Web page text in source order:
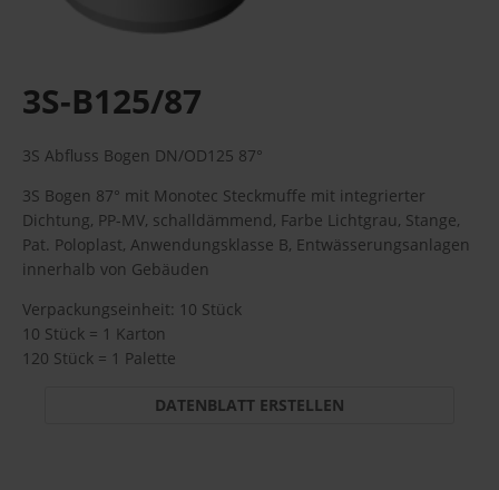
3S-B125/87
3S Abfluss Bogen DN/OD125 87°
3S Bogen 87° mit Monotec Steckmuffe mit integrierter
Dichtung, PP-MV, schalldämmend, Farbe Lichtgrau, Stange,
Pat. Poloplast, Anwendungsklasse B, Entwässerungsanlagen
innerhalb von Gebäuden
Verpackungseinheit: 10 Stück
10 Stück = 1 Karton
120 Stück = 1 Palette
DATENBLATT ERSTELLEN